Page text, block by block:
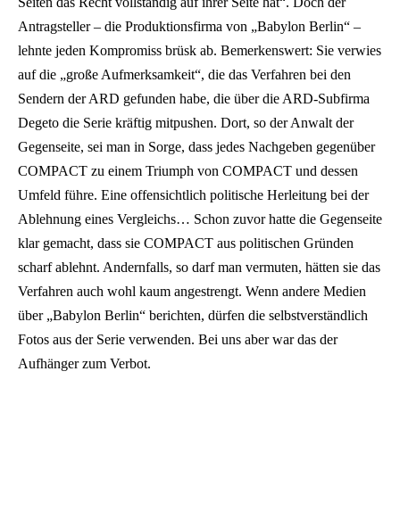
Antragsteller – die Produktionsfirma von „Babylon Berlin“ –
lehnte jeden Kompromiss brüsk ab. Bemerkenswert: Sie verwies
auf die „große Aufmerksamkeit“, die das Verfahren bei den
Sendern der ARD gefunden habe, die über die ARD-Subfirma
Degeto die Serie kräftig mitpushen. Dort, so der Anwalt der
Gegenseite, sei man in Sorge, dass jedes Nachgeben gegenüber
COMPACT zu einem Triumph von COMPACT und dessen
Umfeld führe. Eine offensichtlich politische Herleitung bei der
Ablehnung eines Vergleichs… Schon zuvor hatte die Gegenseite
klar gemacht, dass sie COMPACT aus politischen Gründen
scharf ablehnt. Andernfalls, so darf man vermuten, hätten sie das
Verfahren auch wohl kaum angestrengt. Wenn andere Medien
über „Babylon Berlin“ berichten, dürfen die selbstverständlich
Fotos aus der Serie verwenden. Bei uns aber war das der
Aufhänger zum Verbot.